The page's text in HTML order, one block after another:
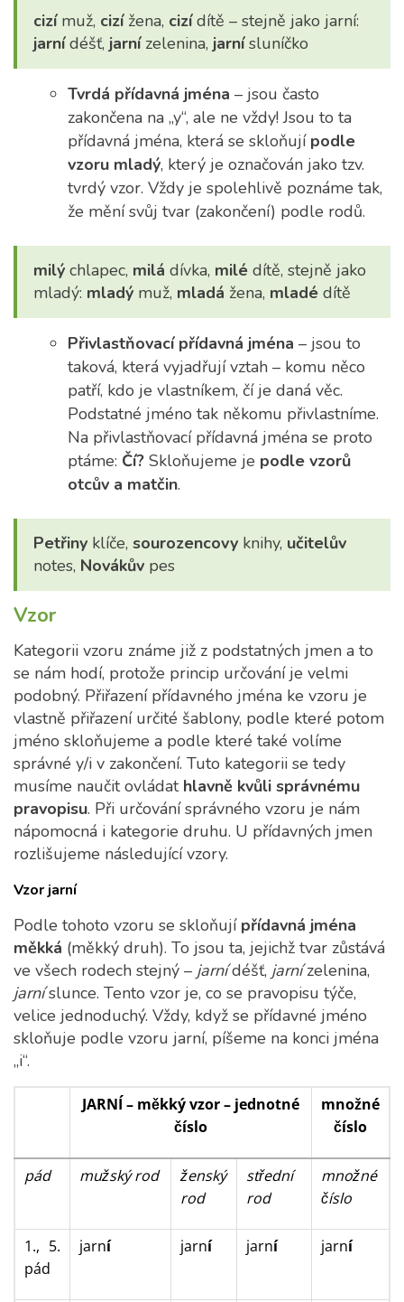
cizímuž, cizížena, cizídítě – stejně jako jarní:
jarnídéšť, jarnízelenina, jarnísluníčko
Tvrdá přídavná jména – jsou často
zakončena na „y“, ale ne vždy! Jsou to ta
přídavná jména, která se skloňují podle
vzoru mladý, který je označován jako tzv.
tvrdý vzor. Vždy je spolehlivě poznáme tak,
že mění svůj tvar (zakončení) podle rodů.
milý chlapec, milá dívka, milé dítě, stejně jako
mladý: mladý muž, mladá žena, mladé dítě
Přivlastňovací přídavná jména – jsou to
taková, která vyjadřují vztah – komu něco
patří, kdo je vlastníkem, čí je daná věc.
Podstatné jméno tak někomu přivlastníme.
Na přivlastňovací přídavná jména se proto
ptáme: Čí? Skloňujeme je podle vzorů
otcův a matčin.
Petřiny klíče, sourozencovy knihy, učitelův
notes, Novákův pes
Vzor
Kategorii vzoru známe již z podstatných jmen a to
se nám hodí, protože princip určování je velmi
podobný. Přiřazení přídavného jména ke vzoru je
vlastně přiřazení určité šablony, podle které potom
jméno skloňujeme a podle které také volíme
správné y/i v zakončení. Tuto kategorii se tedy
musíme naučit ovládat hlavně kvůli správnému
pravopisu. Při určování správného vzoru je nám
nápomocná i kategorie druhu. U přídavných jmen
rozlišujeme následující vzory.
Vzor jarní
Podle tohoto vzoru se skloňují přídavná jména
měkká (měkký druh). To jsou ta, jejichž tvar zůstává
ve všech rodech stejný – jarnídéšť, jarnízelenina,
jarníslunce. Tento vzor je, co se pravopisu týče,
velice jednoduchý. Vždy, když se přídavné jméno
skloňuje podle vzoru jarní, píšeme na konci jména
„i“.
JARNÍ – měkký vzor– jednotné
číslo
množné
číslo
pád mužský rod
ženský
rod
střední
rod
množné
číslo
1., 5.
pád
jarní jarní jarní jarní